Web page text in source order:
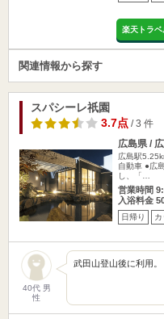
楽天トラ
関連情報から探す
スパシーレ祇園
3.7点/ 3 件
広島県 /
広島駅
自動車 ●広
し、「…
営業時間
入浴料金
日帰り
40代 男
性
武田山登山後に利用